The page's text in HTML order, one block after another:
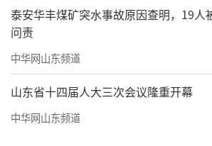
的“上海蜜糖影视文化工作
服装服饰有限公司”，占股
文化有限公司”，占股50%
意文化传播有限公司”（另一
东是徐峥），占股33%的“北
有限公司”，占股25.84%的“
泰安华丰煤矿突水事故原因查明，19人
问责
中华网山东频道
山东省十四届人大三次会议隆重开幕
中华网山东频道